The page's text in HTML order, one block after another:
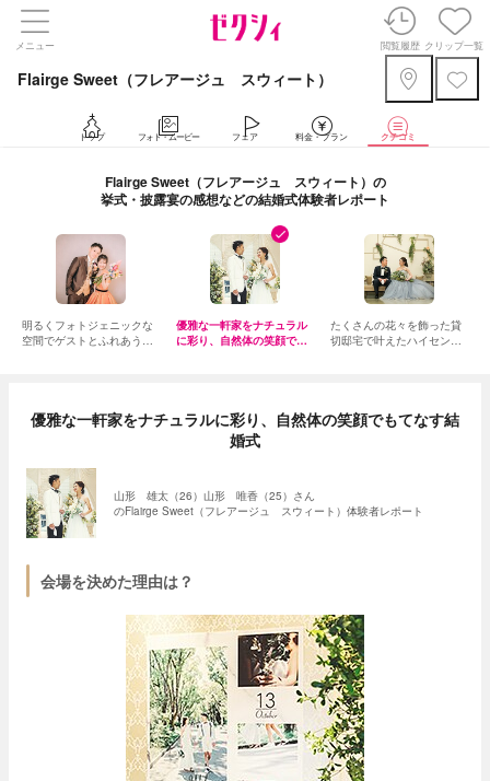
メニュー 閲覧履歴 クリップ一覧
Flairge Sweet（フレアージュ スウィート）
トップ フォト・ムービー フェア 料金・プラン クチコミ
Flairge Sweet（フレアージュ スウィート）の
挙式・披露宴の感想などの結婚式体験者レポート
明るくフォトジェニックな
空間でゲストとふれあう自
優雅な一軒家をナチュラル
に彩り、自然体の笑顔でも
たくさんの花々を飾った貸
切邸宅で叶えたハイセンス
優雅な一軒家をナチュラルに彩り、自然体の笑顔でもてなす結
婚式
山形 雄太（26）山形 唯香（25）さん
のFlairge Sweet（フレアージュ スウィート）体験者レポート
会場を決めた理由は？